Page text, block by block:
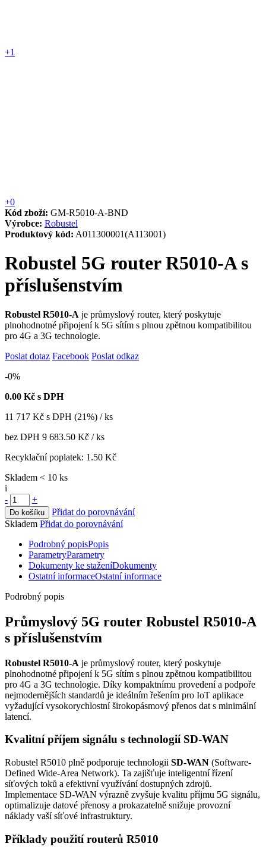
+1
+0
Kód zboží: GM-R5010-A-BND
Výrobce: Robustel
Produktový kód: A011300001(A113001)
Robustel 5G router R5010-A s
příslušenstvím
Robustel R5010-A je průmyslový router, který poskytuje
plnohodnotné připojení k 5G sítím s plnou zpětnou kompatibilitou
pro 4G a 3G technologie.
Poslat dotaz Facebook Poslat odkaz
-0%
0.00 Kč s DPH
11 717 Kč s DPH (21%) / ks
bez DPH 9 683.50 Kč / ks
Recyklační poplatek: 1.50 Kč
Skladem < 10 ks
i
-
+
Do košíku
Přidat do porovnávání
Skladem Přidat do porovnávání
Podrobný popisPopis
ParametryParametry
Dokumenty ke staženíDokumenty
Ostatní informaceOstatní informace
Podrobný popis
Průmyslový 5G router Robustel R5010-A
s příslušenstvím
Robustel R5010-A je průmyslový router, který poskytuje
plnohodnotné připojení k 5G sítím s plnou zpětnou kompatibilitou
pro 4G a 3G technologie. Díky kompaktnímu provedení a podpoře
nejmodernějších standardů je ideálním řešením pro IoT aplikace
vyžadující vysokorychlostní širokopásmový přenos dat s minimální
latencí.
Kvalitní příjem signálu s technologií SD-WAN
Robustel R5010 plně podporuje technologii SD-WAN (Software-
Defined Wide-Area Network). Ta zajišťuje inteligentní řízení
síťových toků a efektivní využívání dostupných zdrojů.
Implementace SD-WAN výrazně zvyšuje kvalitu příjmu 5G signálu,
optimalizuje datové přenosy a prokazatelně snižuje provozní
náklady vaší síťové infrastruktury.
Příklady použitírouterů R5010